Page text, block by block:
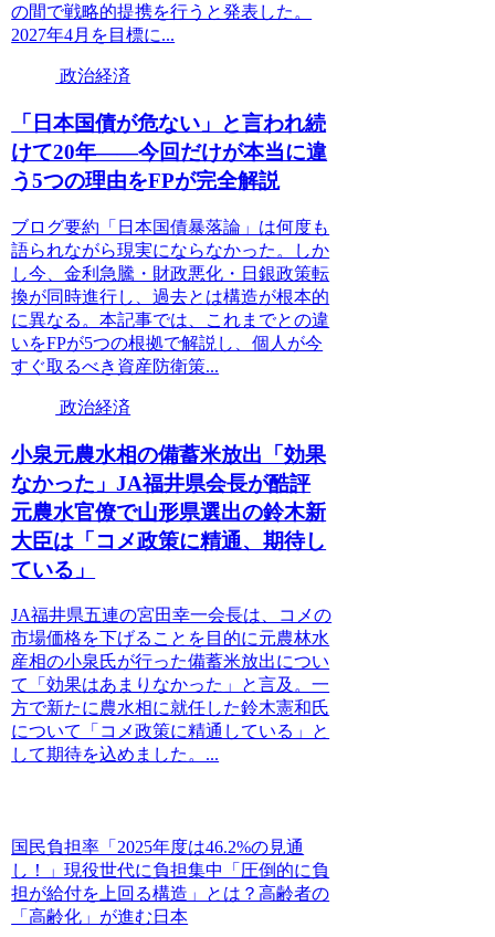
の間で戦略的提携を行うと発表した。
2027年4月を目標に...
政治経済
「日本国債が危ない」と言われ続
けて20年――今回だけが本当に違
う5つの理由をFPが完全解説
ブログ要約「日本国債暴落論」は何度も
語られながら現実にならなかった。しか
し今、金利急騰・財政悪化・日銀政策転
換が同時進行し、過去とは構造が根本的
に異なる。本記事では、これまでとの違
いをFPが5つの根拠で解説し、個人が今
すぐ取るべき資産防衛策...
政治経済
小泉元農水相の備蓄米放出「効果
なかった」JA福井県会長が酷評
元農水官僚で山形県選出の鈴木新
大臣は「コメ政策に精通、期待し
ている」
JA福井県五連の宮田幸一会長は、コメの
市場価格を下げることを目的に元農林水
産相の小泉氏が行った備蓄米放出につい
て「効果はあまりなかった」と言及。一
方で新たに農水相に就任した鈴木憲和氏
について「コメ政策に精通している」と
して期待を込めました。...
国民負担率「2025年度は46.2%の見通
し！」現役世代に負担集中「圧倒的に負
担が給付を上回る構造」とは？高齢者の
「高齢化」が進む日本